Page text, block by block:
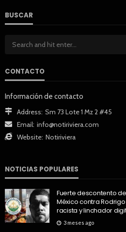
BUSCAR
CONTACTO
Información de contacto
Address: Sm 73 Lote 1 Mz 2 #45
Email: info@notiriviera.com
Website: Notiriviera
NOTICIAS POPULARES
Fuerte descontento
México contra
racista y linchador
3 meses ago